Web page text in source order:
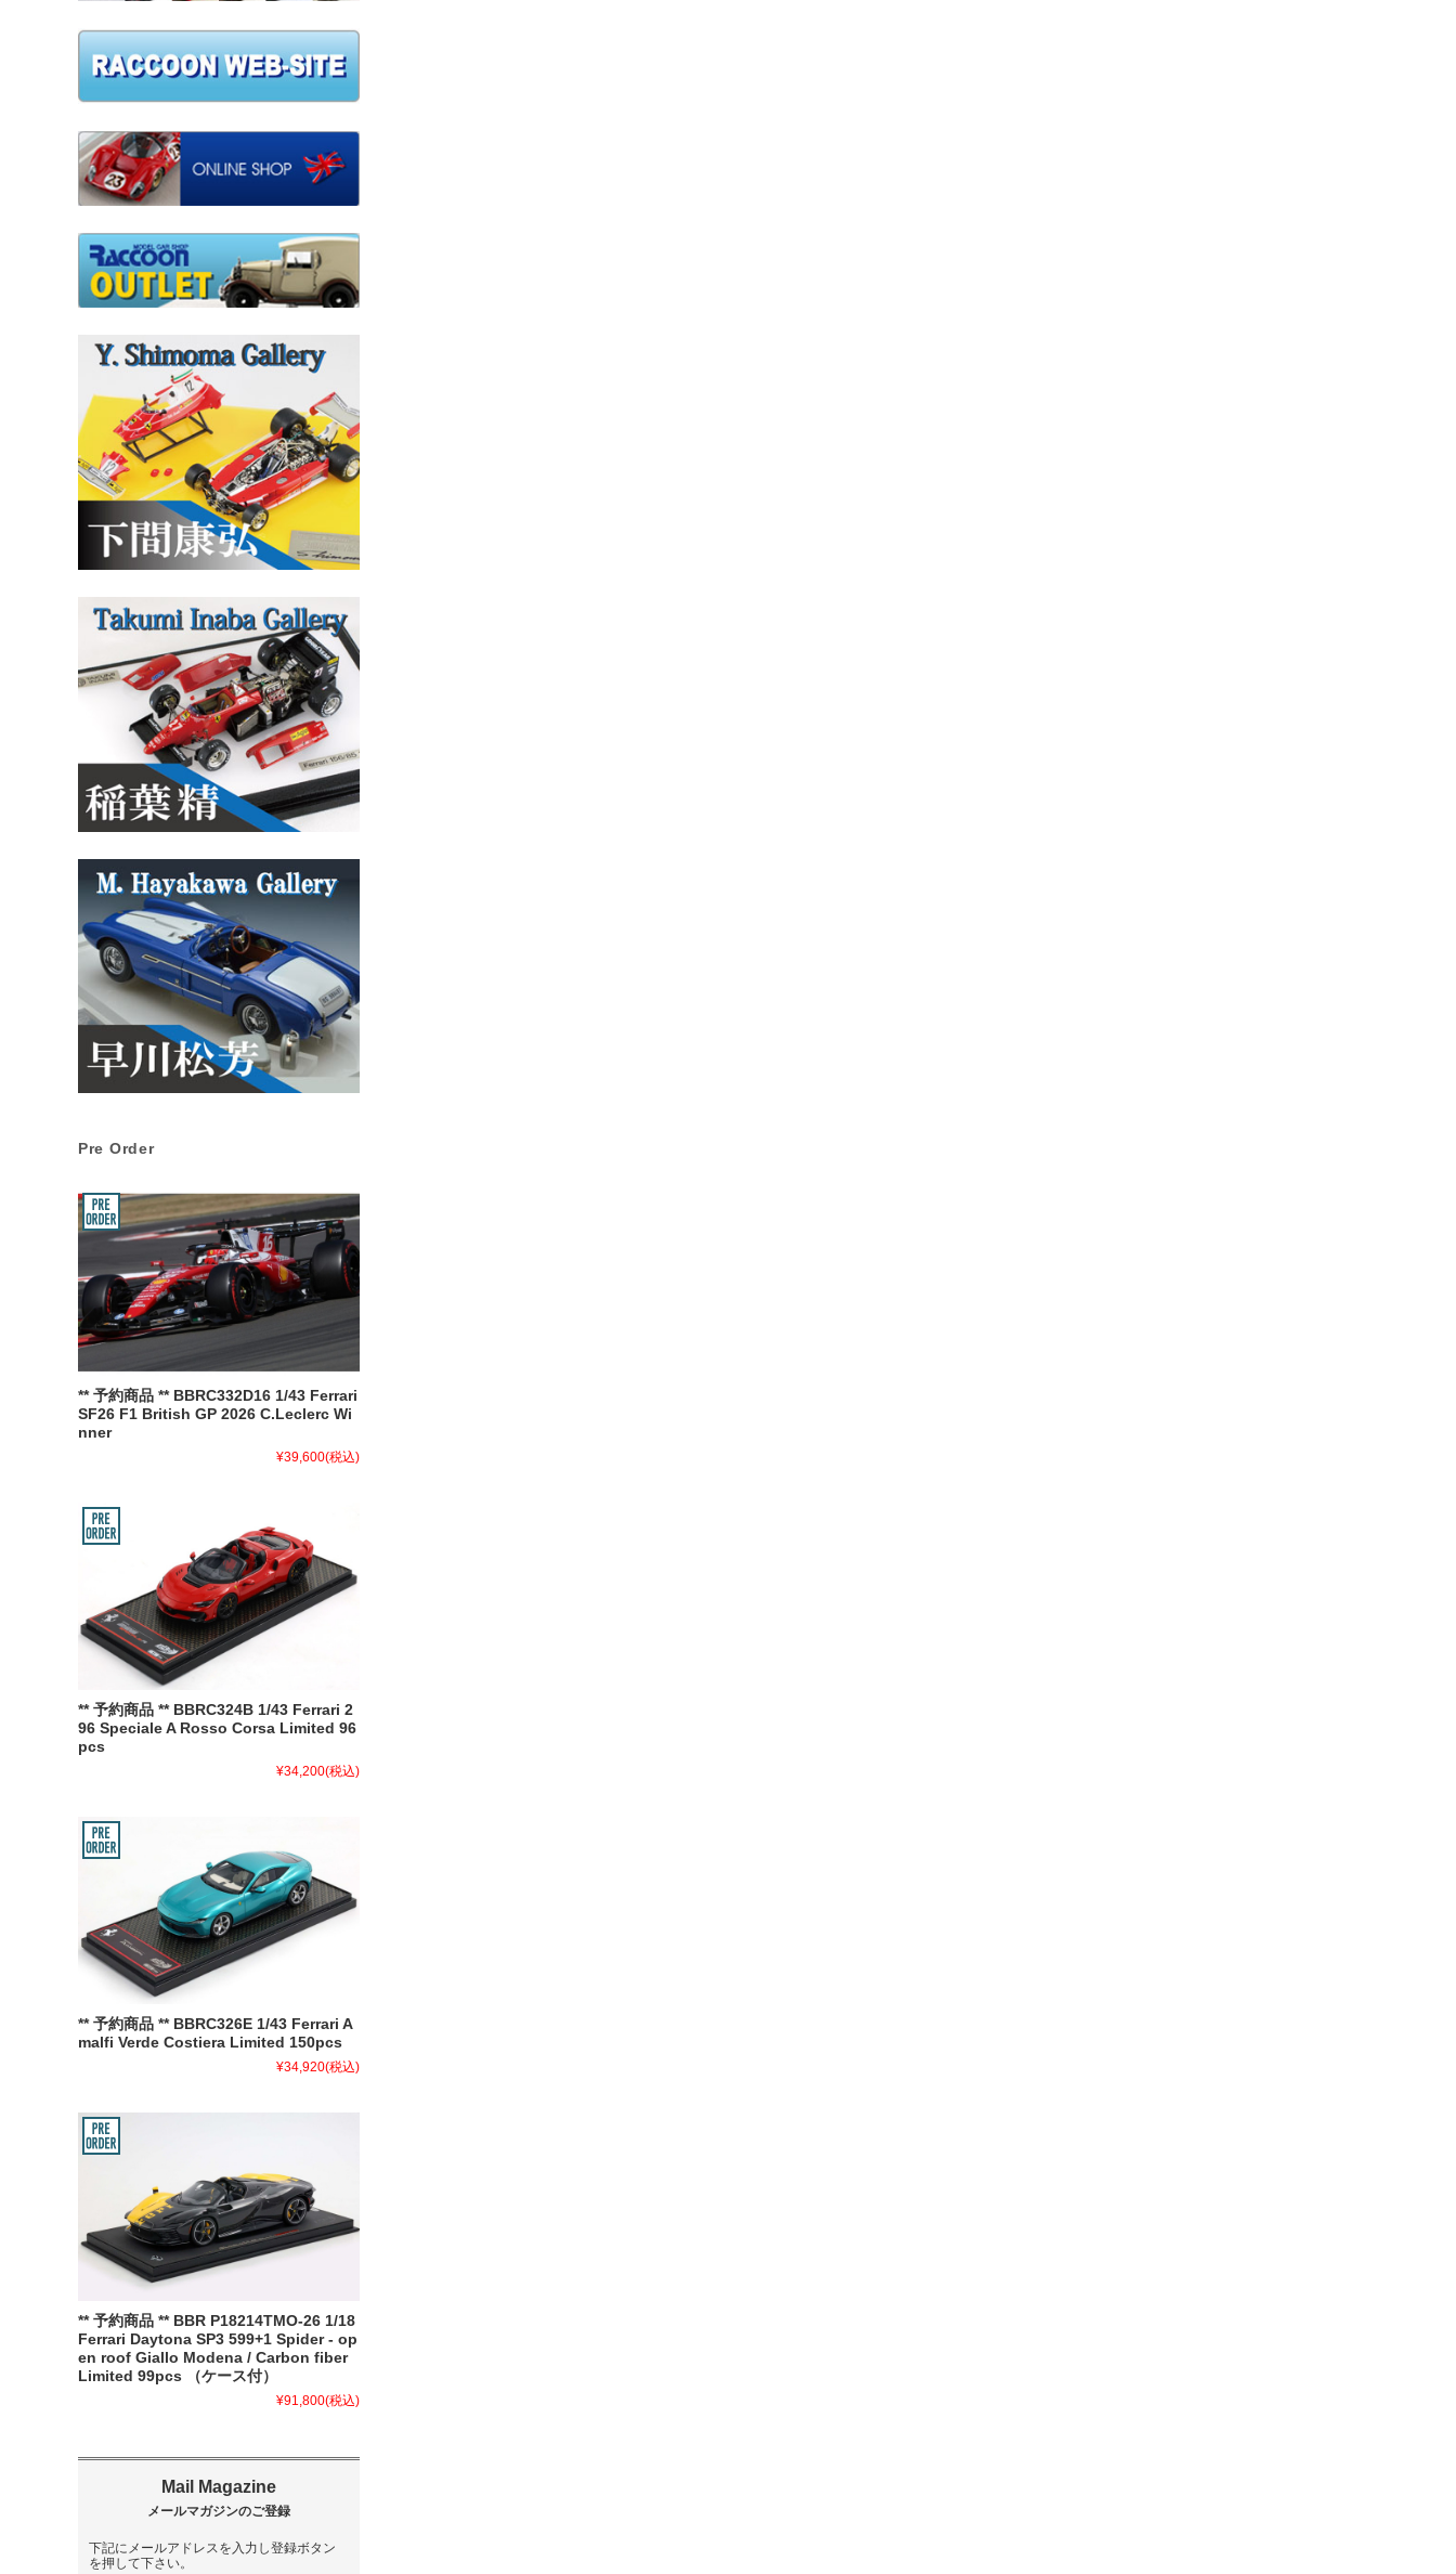
Pre Order
** 予約商品 ** BBRC332D16 1/43 Ferrari
SF26 F1 British GP 2026 C.Leclerc Wi
nner
¥39,600(税込)
** 予約商品 ** BBRC324B 1/43 Ferrari 2
96 Speciale A Rosso Corsa Limited 96
pcs
¥34,200(税込)
** 予約商品 ** BBRC326E 1/43 Ferrari A
malfi Verde Costiera Limited 150pcs
¥34,920(税込)
** 予約商品 ** BBR P18214TMO-26 1/18
Ferrari Daytona SP3 599+1 Spider - op
en roof Giallo Modena / Carbon fiber
Limited 99pcs （ケース付）
¥91,800(税込)
下記にメールアドレスを入力し登録ボタン
を押して下さい。